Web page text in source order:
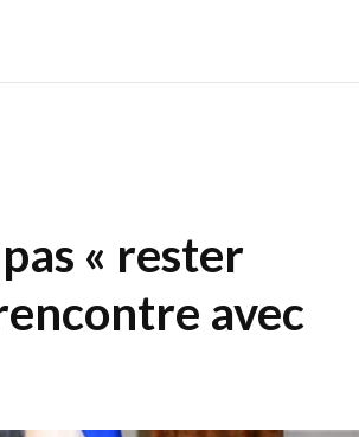
« rester
avec